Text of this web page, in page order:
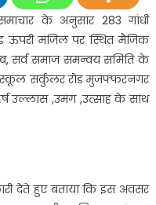
डांस
एकेडमी,
इंजीनियर
क्लब
,
सर्व
जे
के अनुसार 283 गांधी
ऊपरी मंजिल पर स्थित मैजिक
सर्व समाज समन्वय समिति के
स्कूल सर्कुलर रोड मुजफ्फरनगर
उल्लास ,उमंग ,उत्साह के साथ
देते हुए बताया कि इस अवसर